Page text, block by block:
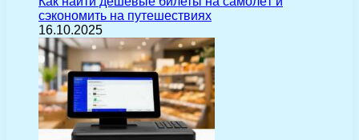
сэкономить на путешествиях
16.10.2025